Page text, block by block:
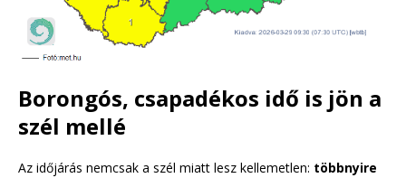
Borongós, csapadékos idő is jön a
szél mellé
Az időjárás nemcsak a szél miatt lesz kellemetlen: többnyire